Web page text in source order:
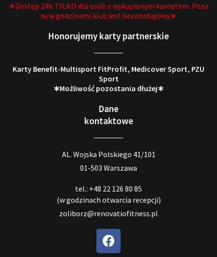
∗Dostęp 24h TYLKO dla osób z wykupionym karnetem. Poza
w/w godzinami klub jest bezobsługowy∗
Honorujemy karty partnerskie
Karty Benefit-Multisport FitProfit, Medicover Sport, PZU
Sport
∗Możliwość pozostania dłużej∗
Dane
kontaktowe
AL. Wojska Polskiego 41/101
01-503 Warszawa
tel.: +48 22 126 80 85
(w godzinach otwarcia recepcji)
zoliborz@renovatiofitness.pl